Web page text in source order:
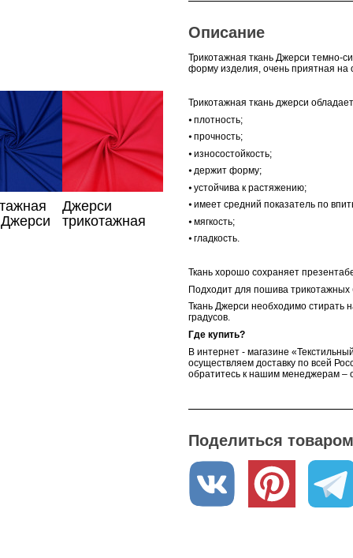
Описание
Трикотажная ткань Джерси темно-
форму изделия, очень приятная на
Трикотажная ткань джерси
⦁ плотность;
⦁ прочность;
⦁ износостойкость;
⦁ держит форму;
⦁ устойчива к растяжению;
⦁ имеет средний показатель по
⦁ мягкость;
⦁ гладкость.
Ткань хорошо сохраняет
Подходит для пошива трикотажных
Ткань Джерси необходимо стирать
градусов.
Где купить?
В интернет - магазине
осуществляем доставку по всей
обратитесь к нашим менеджерам –
Поделиться
Джерси
Джерси
трикотажная